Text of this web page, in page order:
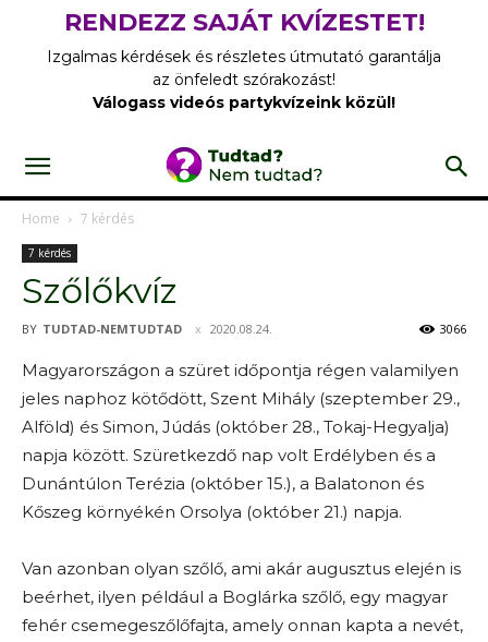
RENDEZZ SAJÁT KVÍZESTET!
Izgalmas kérdések és részletes útmutató garantálja
az önfeledt szórakozást!
Válogass videós partykvízeink közül!
Home 7 kérdés
7 kérdés
Szőlőkvíz
BY TUDTAD-NEMTUDTAD 2020.08.24. 3066
Magyarországon a szüret időpontja régen valamilyen
jeles naphoz kötődött, Szent Mihály (szeptember 29.,
Alföld) és Simon, Júdás (október 28., Tokaj-Hegyalja)
napja között. Szüretkezdő nap volt Erdélyben és a
Dunántúlon Terézia (október 15.), a Balatonon és
Kőszeg környékén Orsolya (október 21.) napja.
Van azonban olyan szőlő, ami akár augusztus elején is
beérhet, ilyen például a Boglárka szőlő, egy magyar
fehér csemegeszőlőfajta, amely onnan kapta a nevét,